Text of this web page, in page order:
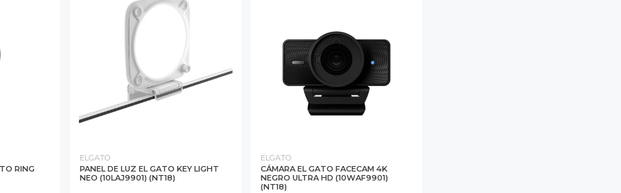
RING
ELGATO
PANEL DE LUZ EL GATO KEY LIGHT
NEO (10LAJ9901) (NT18)
ELGATO
CÁMARA EL GATO FACECAM 4K
NEGRO ULTRA HD (10WAF9901)
(NT18)